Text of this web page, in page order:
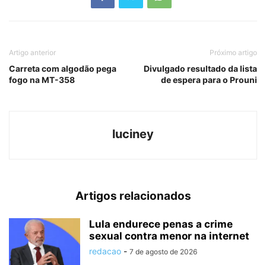
Artigo anterior
Carreta com algodão pega
fogo na MT-358
Próximo artigo
Divulgado resultado da lista
de espera para o Prouni
luciney
Artigos relacionados
Lula endurece penas a crime
sexual contra menor na internet
redacao - 7 de agosto de 2026